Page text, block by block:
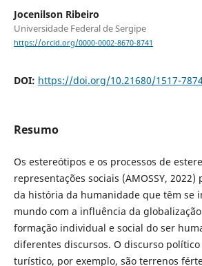
Jocenilson Ribeiro
Universidade Federal de Sergipe
https://orcid.org/0000-0002-8670-8741
DOI: https://doi.org/10.21680/1517-
Resumo
Os estereótipos e os processos de
representações sociais (AMOSSY,
da história da humanidade que têm se
mundo com a influência da
formação individual e social do ser
diferentes discursos. O discurso
turístico, por exemplo, são terrenos